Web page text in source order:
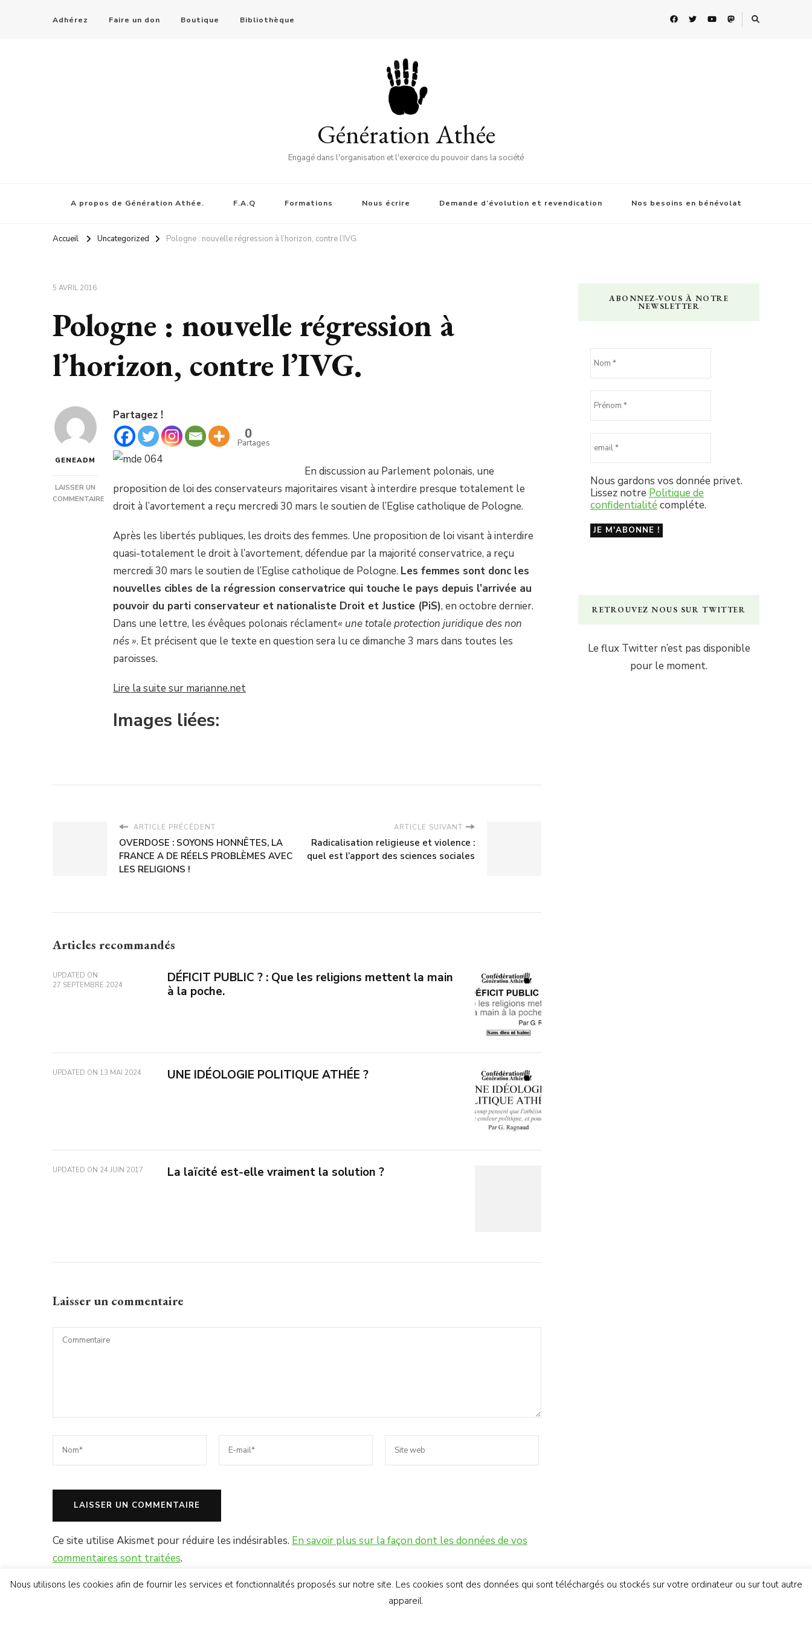
Adhérez Faire un don Boutique Bibliothèque
Génération Athée
Engagé dans l'organisation et l'exercice du pouvoir dans la société
A propos de Génération Athée. F.A.Q Formations Nous écrire Demande d’évolution et revendication Nos besoins en bénévolat
Accueil Uncategorized Pologne : nouvelle régression à l’horizon, contre l’IVG.
5 AVRIL 2016
Pologne : nouvelle régression à
l’horizon, contre l’IVG.
GENEADM
LAISSER UN
COMMENTAIRE
RÉGRESSION
Partagez !
0
Partages
En discussion au Parlement polonais, une
proposition de loi des conservateurs majoritaires visant à interdire presque totalement le
droit à l’avortement a reçu mercredi 30 mars le soutien de l’Eglise catholique de Pologne.
Après les libertés publiques, les droits des femmes. Une proposition de loi visant à interdire
quasi-totalement le droit à l’avortement, défendue par la majorité conservatrice, a reçu
mercredi 30 mars le soutien de l’Eglise catholique de Pologne. Les femmes sont donc les
nouvelles cibles de la régression conservatrice qui touche le pays depuis l’arrivée au
pouvoir du parti conservateur et nationaliste Droit et Justice (PiS), en octobre dernier.
Dans une lettre, les évêques polonais réclament« une totale protection juridique des non
nés ». Et précisent que le texte en question sera lu ce dimanche 3 mars dans toutes les
paroisses.
Lire la suite sur marianne.net
Images liées:
ARTICLE PRÉCÉDENT
OVERDOSE : SOYONS HONNÊTES, LA
FRANCE A DE RÉELS PROBLÈMES AVEC
LES RELIGIONS !
ARTICLE SUIVANT
Radicalisation religieuse et violence :
quel est l’apport des sciences sociales
Articles recommandés
UPDATED ON
27 SEPTEMBRE 2024
DÉFICIT PUBLIC ? : Que les religions mettent la main
à la poche.
UPDATED ON 13 MAI 2024 UNE IDÉOLOGIE POLITIQUE ATHÉE ?
UPDATED ON 24 JUIN 2017 La laïcité est-elle vraiment la solution ?
Laisser un commentaire
Ce site utilise Akismet pour réduire les indésirables. En savoir plus sur la façon dont les données de vos
commentaires sont traitées.
ABONNEZ-VOUS À NOTRE
NEWSLETTER
Nous gardons vos donnée privet.
Lissez notre Politique de
confidentialité compléte.
RETROUVEZ NOUS SUR TWITTER
Le flux Twitter n’est pas disponible
pour le moment.
Nous utilisons les cookies afin de fournir les services et fonctionnalités proposés sur notre site. Les cookies sont des données qui sont téléchargés ou stockés sur votre ordinateur ou sur tout autre
appareil.